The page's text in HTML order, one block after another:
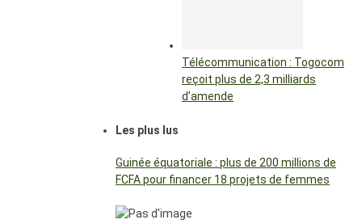
Télécommunication : Togocom
reçoit plus de 2,3 milliards
d’amende
Les plus lus
Guinée équatoriale : plus de 200 millions de
FCFA pour financer 18 projets de femmes